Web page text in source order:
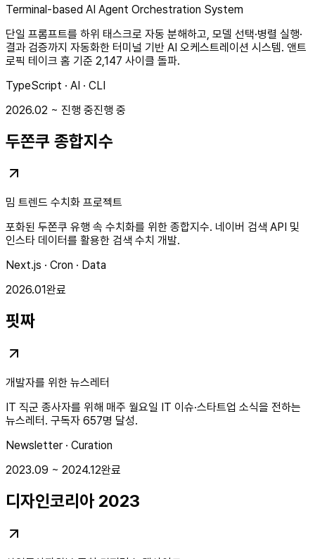
Terminal-based AI Agent Orchestration System
단일 프롬프트를 하위 태스크로 자동 분해하고, 모델 선택·병렬 실행·
결과 검증까지 자동화한 터미널 기반 AI 오케스트레이션 시스템. 앤트
로픽 테이크 홈 기준 2,147 사이클 돌파.
TypeScript · AI · CLI
2026.02 ~ 진행 중진행 중
두쫀쿠 종합지수
밈 트렌드 수치화 프로젝트
포화된 두쫀쿠 유행 속 수치화를 위한 종합지수. 네이버 검색 API 및
인스타 데이터를 활용한 검색 수치 개발.
Next.js · Cron · Data
2026.01완료
핏짜
개발자를 위한 뉴스레터
IT 직군 종사자를 위해 매주 월요일 IT 이슈·스타트업 소식을 전하는
뉴스레터. 구독자 657명 달성.
Newsletter · Curation
2023.09 ~ 2024.12완료
디자인코리아 2023